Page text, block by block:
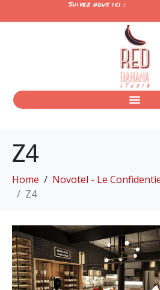
Suivez nous ici :
Z4
Home
Novotel - Le
Z4